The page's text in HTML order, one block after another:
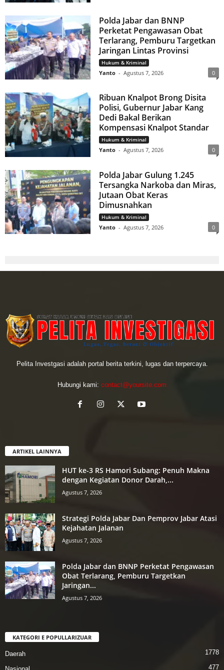
Polda Jabar dan BNNP
Perketat Pengawasan Obat
Terlarang, Pemburu Targetkan
Jaringan Lintas Provinsi
Hukum & Kriminal
Yanto - Agustus 7, 2026 0
Ribuan Knalpot Brong Disita
Polisi, Gubernur Jabar Kang
Dedi Bakal Berikan
Kompensasi Knalpot Standar
Hukum & Kriminal
Yanto - Agustus 7, 2026 0
Polda Jabar Gulung 1.245
Tersangka Narkoba dan Miras,
Jutaan Obat Keras
Dimusnahkan
Hukum & Kriminal
Yanto - Agustus 7, 2026 0
Pelita Investgasi adalah portal berita terkini, lugas dan terpercaya.
Hubungi kami: contact@yoursite.com
ARTIKEL LAINNYA
HUT ke-3 RS Hamori Subang: Penuh Makna
dengan Kegiatan Donor Darah,...
Agustus 7, 2026
Strategi Polda Jabar Dan Pemprov Jabar Atasi
Kejahatan Jalanan
Agustus 7, 2026
Polda Jabar dan BNNP Perketat Pengawasan
Obat Terlarang, Pemburu Targetkan
Jaringan...
Agustus 7, 2026
KATEGORI E POPULLARIZUAR
Daerah 1778
477